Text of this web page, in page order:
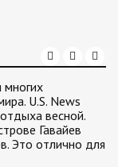
многих
U.S. News
весной.
Гавайев
Это отлично для